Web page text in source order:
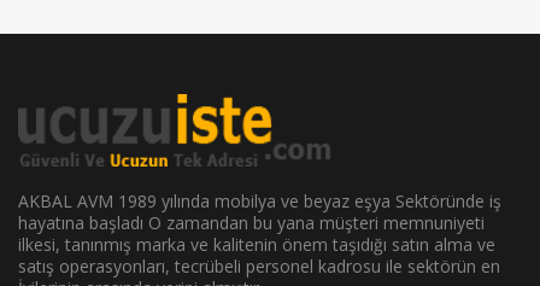
AKBAL AVM 1989 yılında mobilya ve beyaz eşya Sektöründe iş
hayatına başladı O zamandan bu yana müşteri memnuniyeti
ilkesi, tanınmış marka ve kalitenin önem taşıdığı satın alma ve
satış operasyonları, tecrübeli personel kadrosu ile sektörün en